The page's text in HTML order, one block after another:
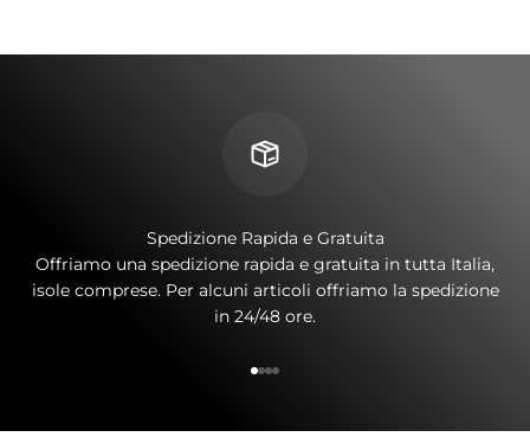
Spedizione Rapida e Gratuita
Offriamo una spedizione rapida e gratuita in tutta Italia,
isole comprese. Per alcuni articoli offriamo la spedizione
in 24/48 ore.